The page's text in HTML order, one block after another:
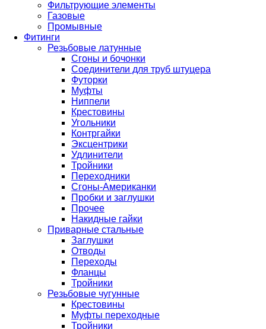
Фильтрующие элементы
Газовые
Промывные
Фитинги
Резьбовые латунные
Сгоны и бочонки
Соединители для труб штуцера
Футорки
Муфты
Ниппели
Крестовины
Угольники
Контргайки
Эксцентрики
Удлинители
Тройники
Переходники
Сгоны-Американки
Пробки и заглушки
Прочее
Накидные гайки
Приварные стальные
Заглушки
Отводы
Переходы
Фланцы
Тройники
Резьбовые чугунные
Крестовины
Муфты переходные
Тройники